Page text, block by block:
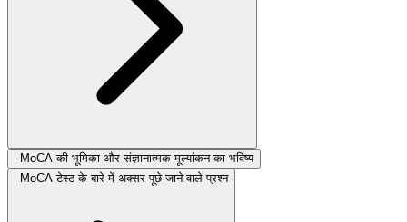
MoCA की भूमिका और संज्ञानात्मक मूल्यांकन का भविष्य
MoCA टेस्ट के बारे में अक्सर पूछे जाने वाले प्रश्न